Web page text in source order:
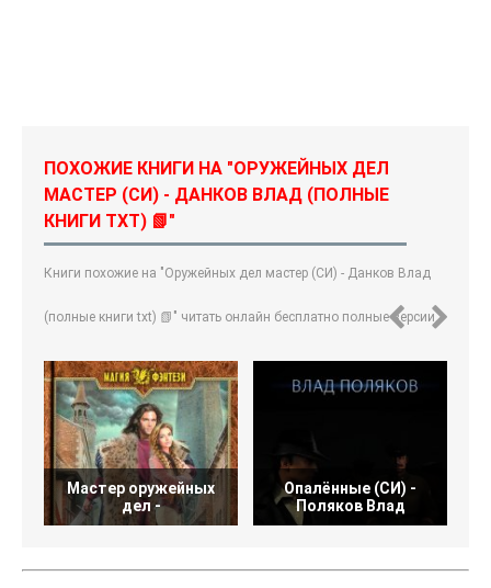
ПОХОЖИЕ КНИГИ НА "ОРУЖЕЙНЫХ ДЕЛ
МАСТЕР (СИ) - ДАНКОВ ВЛАД (ПОЛНЫЕ
КНИГИ TXT) 📗"
Книги похожие на "Оружейных дел мастер (СИ) - Данков Влад
(полные книги txt) 📗" читать онлайн бесплатно полные версии.
Мастер оружейных
дел -
Опалённые (СИ) -
Поляков Влад